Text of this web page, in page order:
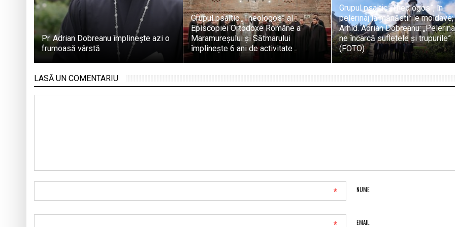
Pr. Adrian Dobreanu împlinește azi o
frumoasă vârstă
Grupul psaltic „Theologos” al
Episcopiei Ortodoxe Române a
Maramureşului şi Sătmarului
împlinește 6 ani de activitate
Grupul psaltic „Theologos”, în
pelerinaj la mănăstirile moldave;
Arhid. Adrian Dobreanu:
ne încarcă sufletele și trupurile”
(FOTO)
LASĂ UN COMENTARIU
NUME
*
EMAIL